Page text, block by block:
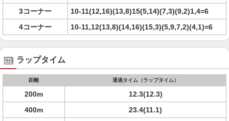
3コーナー
10-11(12,16)(13,8)15(5,14)(7,3)(9,2)1,4=6
4コーナー
10-11,12(13,8)(14,16)(15,3)(5,9,7,2)(4,1)=6
ラップタイム
距離 通過タイム（ラップタイム）
200m
12.3(12.3)
400m
23.4(11.1)